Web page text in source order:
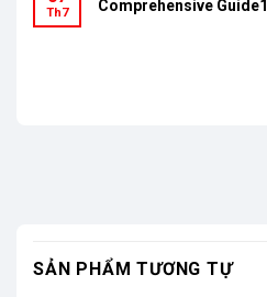
Th7
Comprehensive Guide1
SẢN PHẨM TƯƠNG TỰ